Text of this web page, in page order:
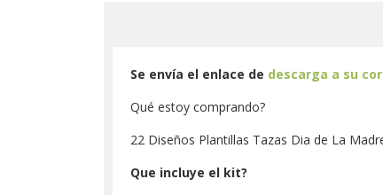
Se envía el enlace de descarga a su
Qué estoy comprando?
22 Diseños Plantillas Tazas Dia de La
Que incluye el kit?